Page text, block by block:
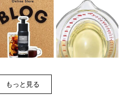
もっと見る